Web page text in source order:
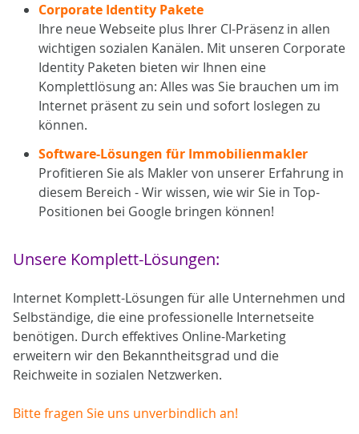
Corporate Identity Pakete
Ihre neue Webseite plus Ihrer CI-Präsenz in allen
wichtigen sozialen Kanälen. Mit unseren Corporate
Identity Paketen bieten wir Ihnen eine
Komplettlösung an: Alles was Sie brauchen um im
Internet präsent zu sein und sofort loslegen zu
können.
Software-Lösungen für Immobilienmakler
Profitieren Sie als Makler von unserer Erfahrung in
diesem Bereich - Wir wissen, wie wir Sie in Top-
Positionen bei Google bringen können!
Unsere Komplett-Lösungen:
Internet Komplett-Lösungen für alle Unternehmen und
Selbständige, die eine professionelle Internetseite
benötigen. Durch effektives Online-Marketing
erweitern wir den Bekanntheitsgrad und die
Reichweite in sozialen Netzwerken.
Bitte fragen Sie uns unverbindlich an!